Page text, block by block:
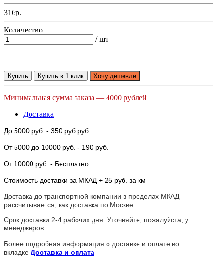
316р.
Количество
/ шт
Купить Купить в 1 клик Хочу дешевле
Минимальная сумма заказа — 4000 рублей
Доставка
До 5000 руб. - 350 руб.руб.
От 5000 до 10000 руб. - 190 руб.
От 10000 руб. - Бесплатно
Стоимость доставки за МКАД + 25 руб. за км
Доставка до транспортной компании в пределах МКАД
рассчитывается, как доставка по Москве
Срок доставки 2-4 рабочих дня. Уточняйте, пожалуйста, у
менеджеров.
Более подробная информация о доставке и оплате во
вкладке Доставка и оплата